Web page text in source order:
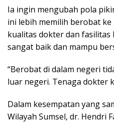
Ia ingin mengubah pola
ini lebih memilih berobat
kualitas dokter dan fasilitas
sangat baik dan mampu
“Berobat di dalam negeri
luar negeri. Tenaga dokter
Dalam kesempatan yang
Wilayah Sumsel, dr. Hendri